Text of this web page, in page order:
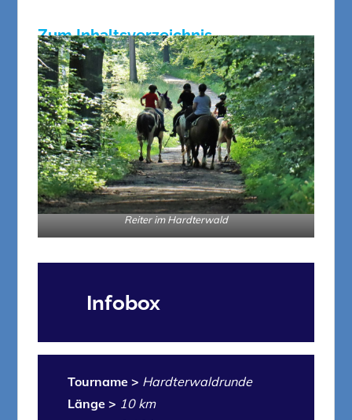
Zum Inhaltsverzeichnis
Reiter im Hardterwald
Infobox
Tourname > Hardterwaldrunde
Länge > 10 km